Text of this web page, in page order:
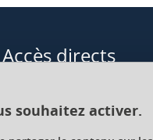
souhaitez activer.
Accès directs